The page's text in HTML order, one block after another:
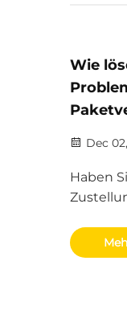
Wie
Dec
Haben
Meile?